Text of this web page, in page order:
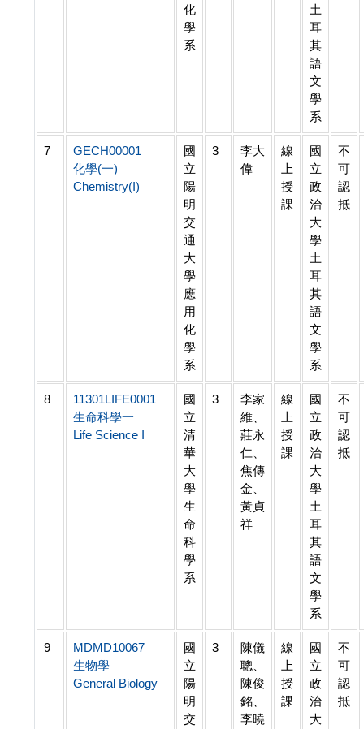
化
學
系
土
耳
其
語
文
學
系
7
GECH00001
化學(一)
Chemistry(I)
國
立
陽
明
交
通
大
學
應
用
化
學
系
3
李大
偉
線
上
授
課
國
立
政
治
大
學
土
耳
其
語
文
學
系
不
可
認
抵
8
11301LIFE0001
生命科學一
Life Science I
國
立
清
華
大
學
生
命
科
學
系
3
李家
維、
莊永
仁、
焦傳
金、
黃貞
祥
線
上
授
課
國
立
政
治
大
學
土
耳
其
語
文
學
系
不
可
認
抵
9
MDMD10067
生物學
General Biology
國
立
陽
明
交
3
陳儀
聰、
陳俊
銘、
李曉
線
上
授
課
國
立
政
治
大
不
可
認
抵